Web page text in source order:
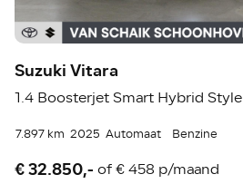
Suzuki Vitara
1.4 Boosterjet Smart Hybrid Style
7.897 km 2025 Automaat Benzine
€ 32.850,- of€ 458 p/maand